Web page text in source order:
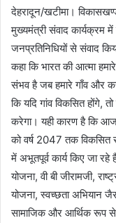
देहरादून/खटीमा।
मुख्यमंत्री संवाद कार्यक्रम
जनप्रतिनिधियों से संवाद
कहा कि भारत की आत्मा
संभव है जब हमारे गाँव और
कि यदि गांव विकसित होंगे,
करेगा। यही कारण है कि
को वर्ष 2047 तक विकसित
में अभूतपूर्व कार्य किए जा
योजना, वी बी जीरामजी,
योजना, स्वच्छता अभियान
सामाजिक और आर्थिक रूप से